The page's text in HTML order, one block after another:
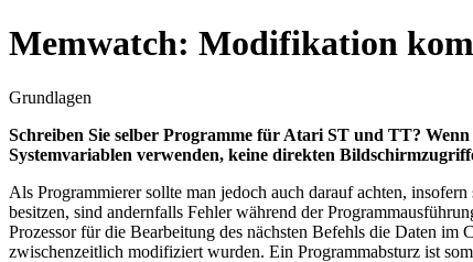
Memwatch: Modifikation
Grundlagen
Schreiben Sie selber Programme für Atari ST und TT?
Systemvariablen verwenden, keine direkten
Als Programmierer sollte man jedoch auch darauf achten,
besitzen, sind andernfalls Fehler während der
Prozessor für die Bearbeitung des nächsten Befehls die Daten
zwischenzeitlich modifiziert wurden. Ein Programmabsturz ist